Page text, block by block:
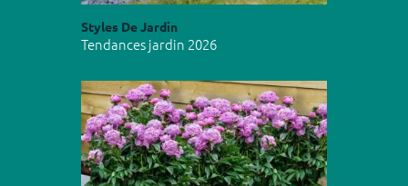
Styles De Jardin
Tendances jardin 2026